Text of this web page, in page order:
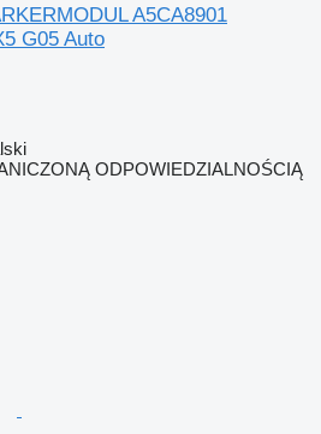
A5CA8901
G05 Auto
ODPOWIEDZIALNOŚCIĄ